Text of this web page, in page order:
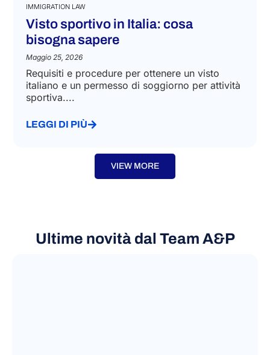
IMMIGRATION LAW
Visto sportivo in Italia: cosa
bisogna sapere
Maggio 25, 2026
Requisiti e procedure per ottenere un visto
italiano e un permesso di soggiorno per attività
sportiva....
LEGGI DI PIÙ
VIEW MORE
Ultime novità dal Team A&P